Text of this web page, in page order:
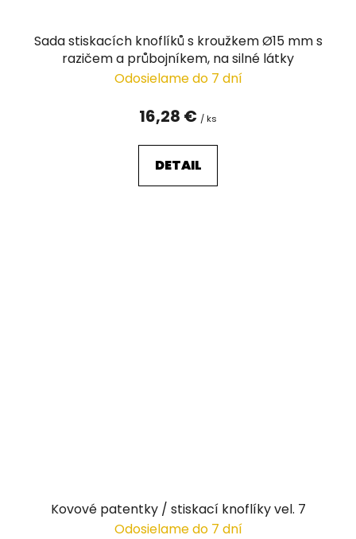
Sada stiskacích knoflíků s kroužkem Ø15 mm s
razičem a průbojníkem, na silné látky
Odosielame do 7 dní
16,28 € / ks
DETAIL
Kovové patentky / stiskací knoflíky vel. 7
Odosielame do 7 dní